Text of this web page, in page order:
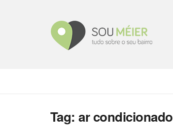
Tag:ar condicionado